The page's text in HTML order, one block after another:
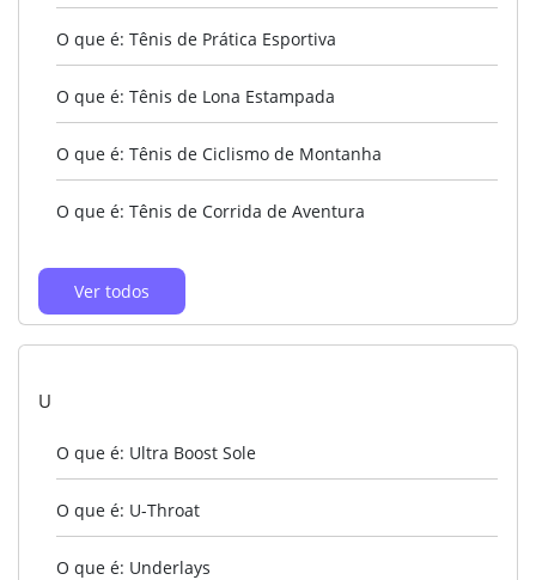
O que é: Tênis de Prática Esportiva
O que é: Tênis de Lona Estampada
O que é: Tênis de Ciclismo de Montanha
O que é: Tênis de Corrida de Aventura
Ver todos
U
O que é: Ultra Boost Sole
O que é: U-Throat
O que é: Underlays